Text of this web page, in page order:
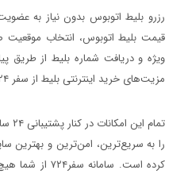
رزرو بلیط اتوبوس بدون نیاز به
قیمت بلیط اتوبوس، انتخاب موقعیت
ویژه و دریافت شماره‌ بلیط از طریق
مزیت‌های خرید اینترنتی بلیط از سفر ۷۲۴ هستند.
را به سریع‌ترین، امن‌ترین و بهترین
کرده است.
اصفهان برگزار خواهد شد.
۱۳۹۷/۱/۲۶